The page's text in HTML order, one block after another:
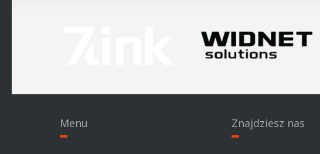
Menu Znajdziesz nas